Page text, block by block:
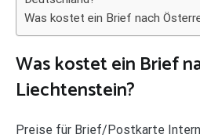
Was kostet ein Brief nach
Was kostet ein Brief
Liechtenstein?
Preise für Brief/Postkarte